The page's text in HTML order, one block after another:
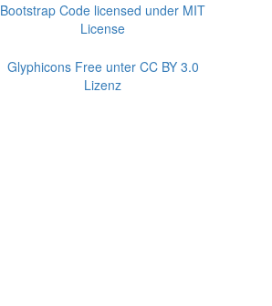
Bootstrap Code licensed under MIT
License
Glyphicons Free unter CC BY 3.0
Lizenz